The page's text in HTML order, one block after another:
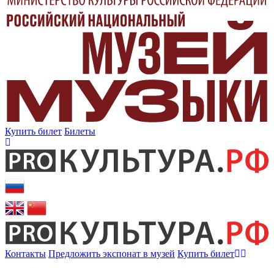
Купить билет Билеты
Контакты Предложить экспонат в музей Купить билет